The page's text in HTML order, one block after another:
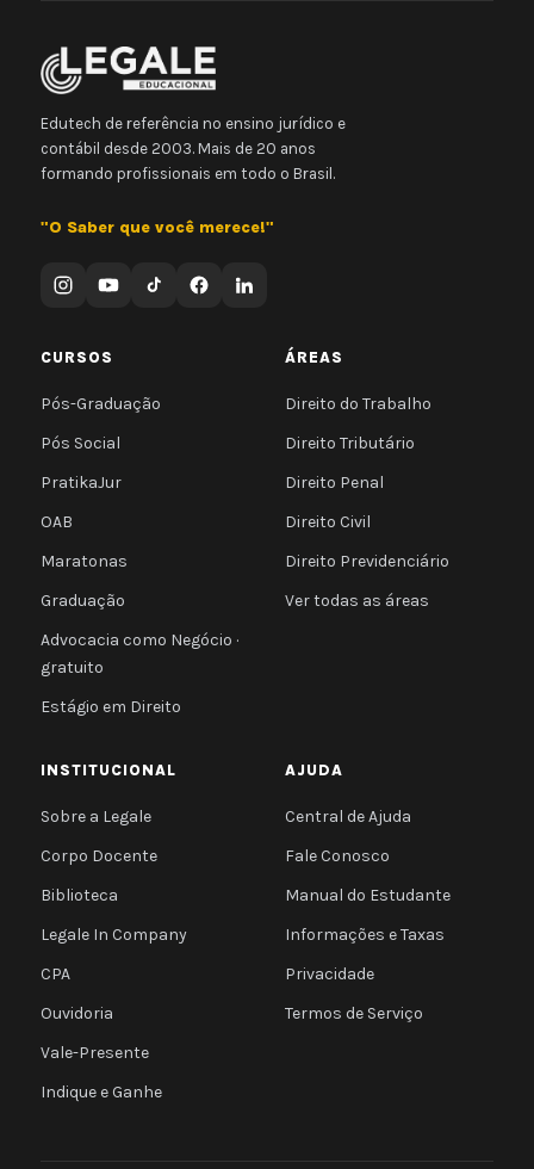
Edutech de referência no ensino jurídico e
contábil desde 2003. Mais de 20 anos
formando profissionais em todo o Brasil.
"O Saber que você merece!"
CURSOS
Pós-Graduação
Pós Social
PratikaJur
OAB
Maratonas
Graduação
Advocacia como Negócio ·
gratuito
Estágio em Direito
ÁREAS
Direito do Trabalho
Direito Tributário
Direito Penal
Direito Civil
Direito Previdenciário
Ver todas as áreas
INSTITUCIONAL
Sobre a Legale
Corpo Docente
Biblioteca
Legale In Company
CPA
Ouvidoria
Vale-Presente
Indique e Ganhe
AJUDA
Central de Ajuda
Fale Conosco
Manual do Estudante
Informações e Taxas
Privacidade
Termos de Serviço